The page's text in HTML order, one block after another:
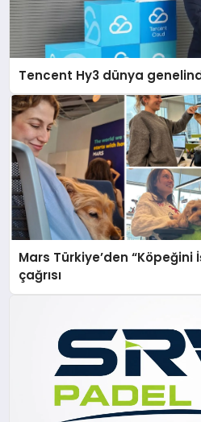
Tencent Hy3 dünya
Mars Türkiye’den “Köpeğini
çağrısı